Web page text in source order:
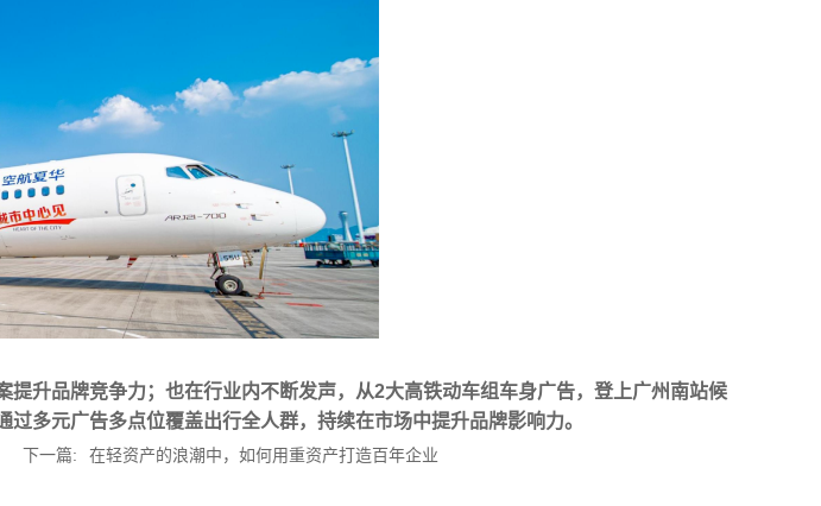
升品牌竞争力；也在行业内不断发声，从2大高铁动车组车身广告，登上广州南站候
多元广告多点位覆盖出行全人群，持续在市场中提升品牌影响力。
下一篇: 在轻资产的浪潮中，如何用重资产打造百年企业